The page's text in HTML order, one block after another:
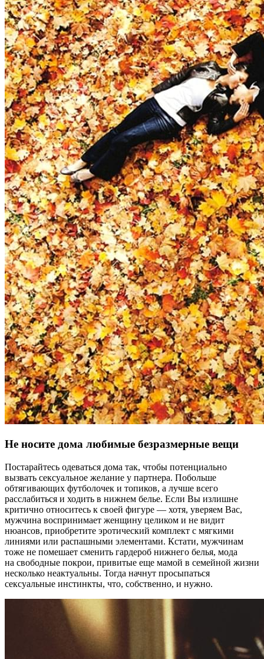
Не носите дома любимые безразмерные вещи
Постарайтесь одеваться дома так, чтобы потенциально
вызвать сексуальное желание у партнера. Побольше
обтягивающих футболочек и топиков, а лучше всего
расслабиться и ходить в нижнем белье. Если Вы излишне
критично относитесь к своей фигуре — хотя, уверяем Вас,
мужчина воспринимает женщину целиком и не видит
нюансов, приобретите эротический комплект с мягкими
линиями или распашными элементами. Кстати, мужчинам
тоже не помешает сменить гардероб нижнего белья, мода
на свободные покрои, привитые еще мамой в семейной жизни
несколько неактуальны. Тогда начнут просыпаться
сексуальные инстинкты, что, собственно, и нужно.